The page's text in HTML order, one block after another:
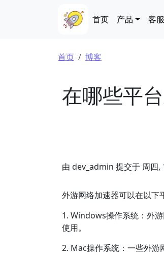
Main navigation
首页 产品 客
面包屑
首页 博客
在哪些平
由 dev_admin 提交于 周四,
外游网络加速器可以在以下
1. Windows操作系统：外
使用。
2. Mac操作系统：一些外游